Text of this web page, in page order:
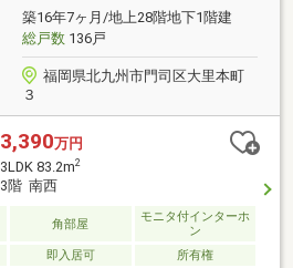
築16年7ヶ月/地上28階地下1階建
総戸数136戸
福岡県北九州市門司区大里本町
３
3,390万円
3LDK 83.2m2
3階 南西
角部屋
モニタ付インターホ
ン
即入居可 所有権